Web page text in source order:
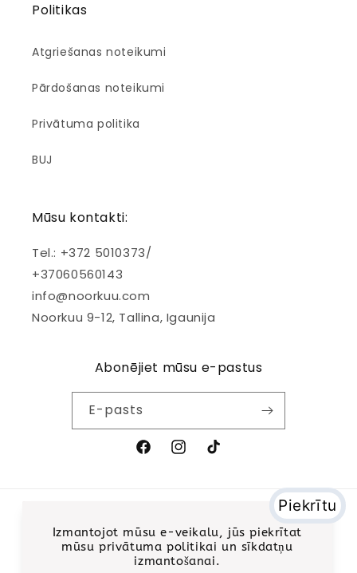
Politikas
Atgriešanas noteikumi
Pārdošanas noteikumi
Privātuma politika
BUJ
Mūsu kontakti:
Tel.: +372 5010373/
+37060560143
info@noorkuu.com
Noorkuu 9-12, Tallina, Igaunija
Abonējiet mūsu e-pastus
E-pasts
FacebookInstagram
Tik
metodes